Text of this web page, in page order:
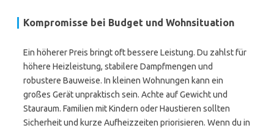
Kompromisse bei Budget und Wohnsituation
Ein höherer Preis bringt oft bessere Leistung. Du zahlst für
höhere Heizleistung, stabilere Dampfmengen und
robustere Bauweise. In kleinen Wohnungen kann ein
großes Gerät unpraktisch sein. Achte auf Gewicht und
Stauraum. Familien mit Kindern oder Haustieren sollten
Sicherheit und kurze Aufheizzeiten priorisieren. Wenn du in